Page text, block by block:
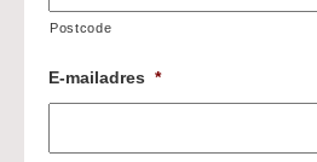
Postcode
E-mailadres *